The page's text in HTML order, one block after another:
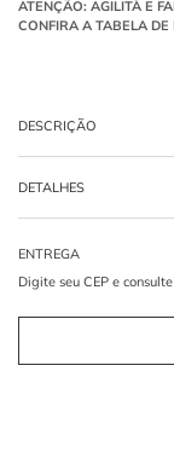
DESCRIÇÃO
Ovestido curto
volumoso composto por
Como a alça
costas
Qual a função
DETALHES